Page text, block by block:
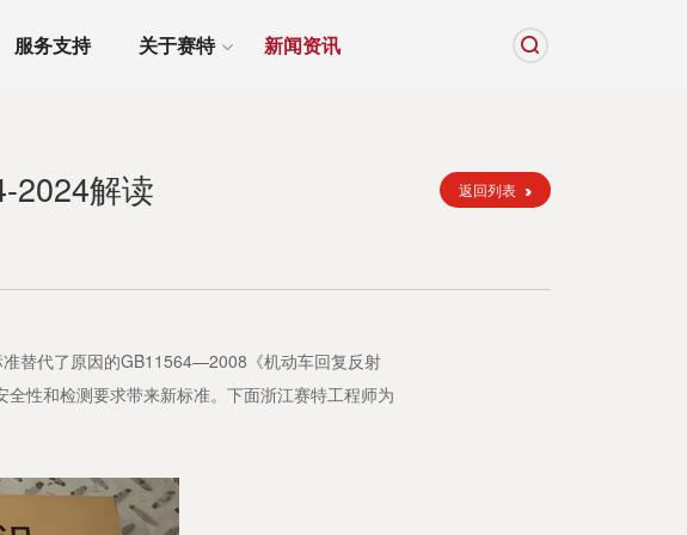
服务支持 关于赛特 新闻资讯
2024解读
替代了原因的GB11564—2008《机动车回复反射
性和检测要求带来新标准。下面浙江赛特工程师为
返回列表